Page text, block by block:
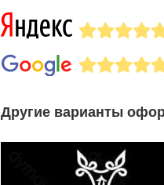
Другие варианты